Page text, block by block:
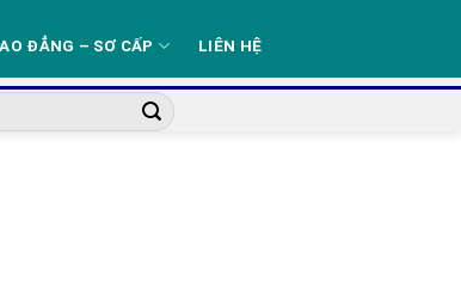
ĐẲNG – SƠ CẤP LIÊN HỆ